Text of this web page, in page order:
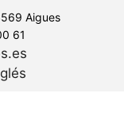
Aigues
61